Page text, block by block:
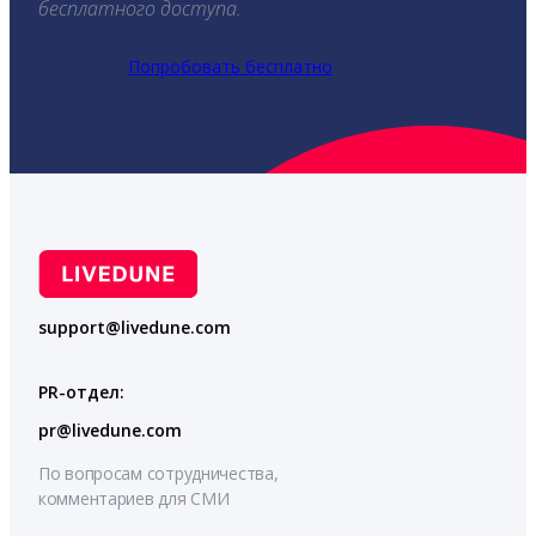
бесплатного доступа.
Попробовать бесплатно
support@livedune.com
PR-отдел:
pr@livedune.com
По вопросам сотрудничества,
комментариев для СМИ